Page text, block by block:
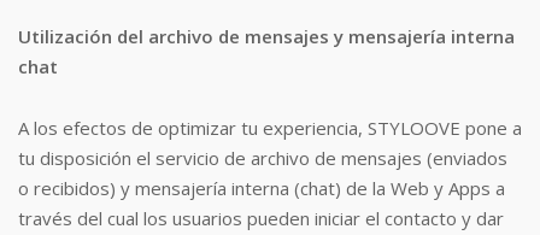
Utilización del archivo de mensajes y mensajería interna
chat
A los efectos de optimizar tu experiencia, STYLOOVE pone a
tu disposición el servicio de archivo de mensajes (enviados
o recibidos) y mensajería interna (chat) de la Web y Apps a
través del cual los usuarios pueden iniciar el contacto y dar